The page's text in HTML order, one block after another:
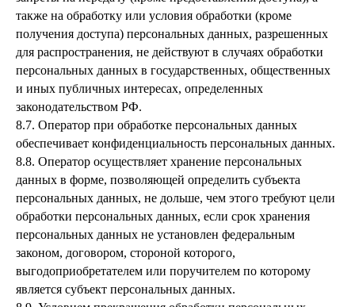
также на обработку или условия обработки (кроме
получения доступа) персональных данных, разрешенных
для распространения, не действуют в случаях обработки
персональных данных в государственных, общественных
и иных публичных интересах, определенных
законодательством РФ.
8.7. Оператор при обработке персональных данных
обеспечивает конфиденциальность персональных данных.
8.8. Оператор осуществляет хранение персональных
данных в форме, позволяющей определить субъекта
персональных данных, не дольше, чем этого требуют цели
обработки персональных данных, если срок хранения
персональных данных не установлен федеральным
законом, договором, стороной которого,
выгодоприобретателем или поручителем по которому
является субъект персональных данных.